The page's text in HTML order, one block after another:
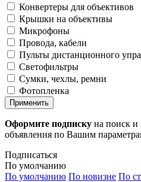
Конвертеры для объективов
Крышки на объективы
Микрофоны
Провода, кабели
Пульты дистанционного
Светофильтры
Сумки, чехлы, ремни
Фотопленка
Применить
Оформите подписку на поиск и
объявления по Вашим
Подписаться
По умолчанию
По умолчанию По новизне По